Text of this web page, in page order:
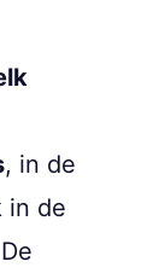
, in de
in de